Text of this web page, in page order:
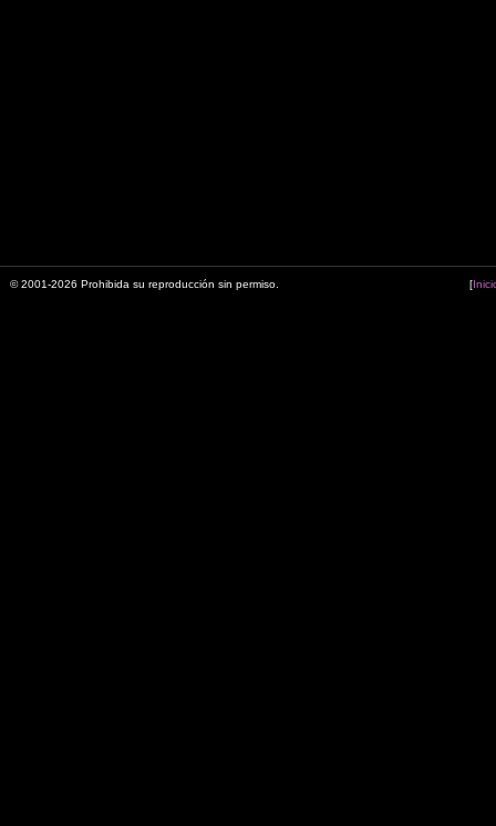
© 2001-2026 Prohibida su reproducción sin permiso. [